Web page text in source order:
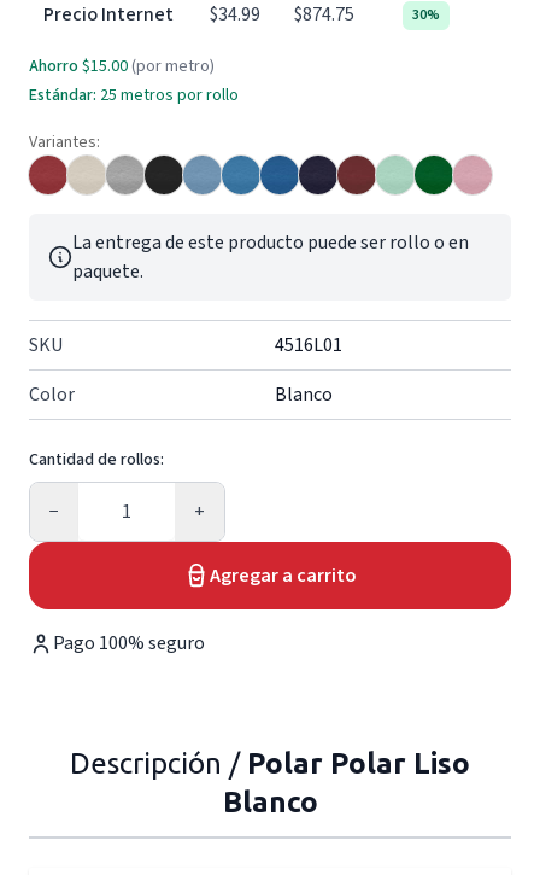
Precio Internet $34.99 $874.75 30%
Ahorro $15.00 (por metro)
Estándar: 25 metros por rollo
Variantes:
La entrega de este producto puede ser rollo o en
paquete.
SKU
4516L01
Color
Blanco
Cantidad de rollos:
−
Cantidad
+
Agregar a carrito
Pago 100% seguro
Descripción / Polar Polar Liso
Blanco